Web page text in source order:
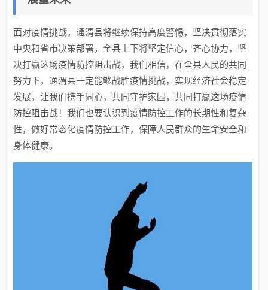
面对疫情挑战，通渭县将继续保持高度警惕，坚决贯彻落实
中央和省市决策部署，全县上下将坚定信心，齐心协力，坚
决打赢这场疫情防控阻击战，我们相信，在全县人民的共同
努力下，通渭县一定能够战胜疫情挑战，实现经济社会稳定
发展，让我们携手同心，共同守护家园，共同打赢这场疫情
防控阻击战！我们也要认识到疫情防控工作的长期性和复杂
性，做好常态化疫情防控工作，保障人民群众的生命安全和
身体健康。